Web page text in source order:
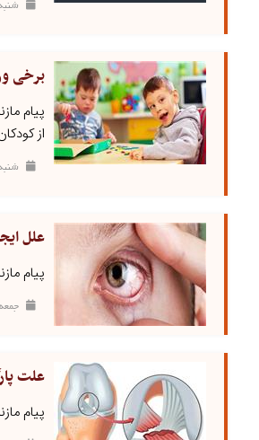
شنبه ۱۰ مرداد
برخی
از
شنبه ۱۰ مرداد
علل
پیام
جمعه ۹ مرداد ۱۴۰۵
علت
پیام